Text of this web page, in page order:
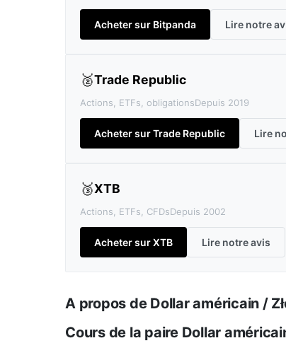
Acheter sur Bitpanda Lire notre
🥈Trade Republic
Actions, ETFs, obligationsDepuis 2019
Acheter sur Trade Republic Lire
🥉XTB
Actions, ETFs, CFDsDepuis 2002
Acheter sur XTB Lire notre avis
A propos de Dollar américain /
Cours de la paire Dollar